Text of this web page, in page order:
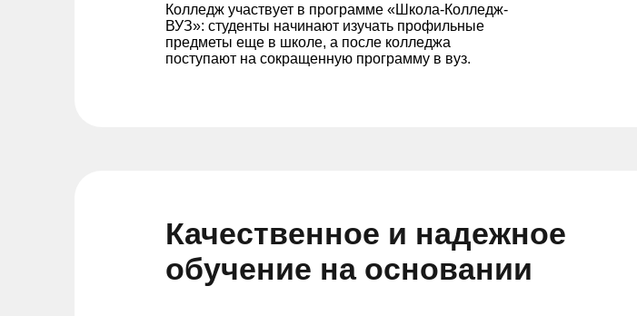
Колледж участвует в программе «Школа-Колледж-
ВУЗ»: студенты начинают изучать профильные
предметы еще в школе, а после колледжа
поступают на сокращенную программу в вуз.
Качественное и надежное
обучение на основании